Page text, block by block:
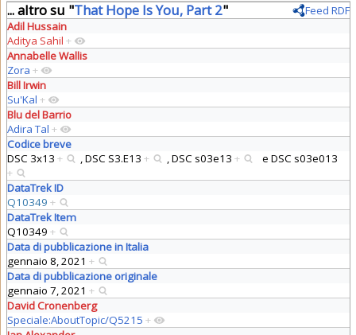
... altro su "That Hope Is You, Part 2"
Feed RDF
Adil Hussain
Aditya Sahil +
Annabelle Wallis
Zora +
Bill Irwin
Su'Kal +
Blu del Barrio
Adira Tal +
Codice breve
DSC 3x13 + ,DSC S3.E13 + ,DSC s03e13 + e DSC s03e013
+
DataTrek ID
Q10349 +
DataTrek Item
Q10349 +
Data di pubblicazione in Italia
gennaio 8, 2021 +
Data di pubblicazione originale
gennaio 7, 2021 +
David Cronenberg
Speciale:AboutTopic/Q5215 +